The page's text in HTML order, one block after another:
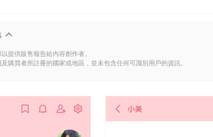
提供販售報告給內容創作者。
購買者所註冊的國家或地區，並未包含任何可識別用戶的資訊。